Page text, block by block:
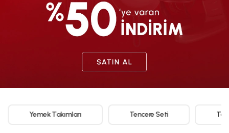
Yemek Takımları Tencere Seti